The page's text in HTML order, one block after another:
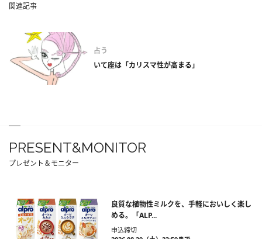
関連記事
占う
いて座は「カリスマ性が高まる」
PRESENT&MONITOR
プレゼント＆モニター
良質な植物性ミルクを、手軽においしく楽し
める。「ALP...
申込締切